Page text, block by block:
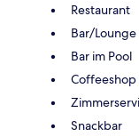
Restaurant
Bar/Lounge
Bar im Pool
Coffeeshop
Snackbar